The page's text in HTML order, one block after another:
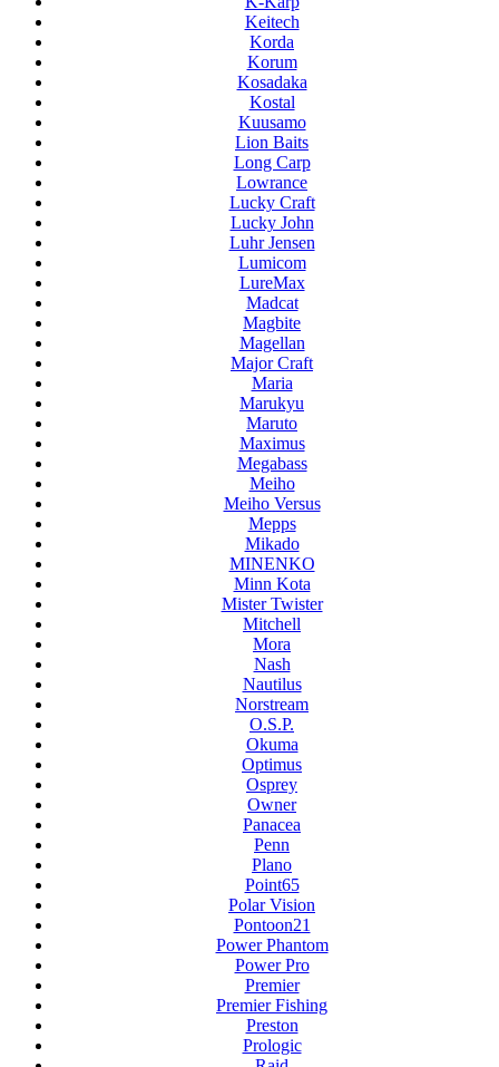
Keitech
Korda
Korum
Kosadaka
Kostal
Kuusamo
Lion Baits
Long Carp
Lowrance
Lucky Craft
Lucky John
Luhr Jensen
Lumicom
LureMax
Madcat
Magbite
Magellan
Major Craft
Maria
Marukyu
Maruto
Maximus
Megabass
Meiho
Meiho Versus
Mepps
Mikado
MINENKO
Minn Kota
Mister Twister
Mitchell
Mora
Nash
Nautilus
Norstream
O.S.P.
Okuma
Optimus
Osprey
Owner
Panacea
Penn
Plano
Point65
Polar Vision
Pontoon21
Power Phantom
Power Pro
Premier
Premier Fishing
Preston
Prologic